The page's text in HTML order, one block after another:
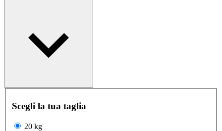
Scegli la tua taglia
20 kg